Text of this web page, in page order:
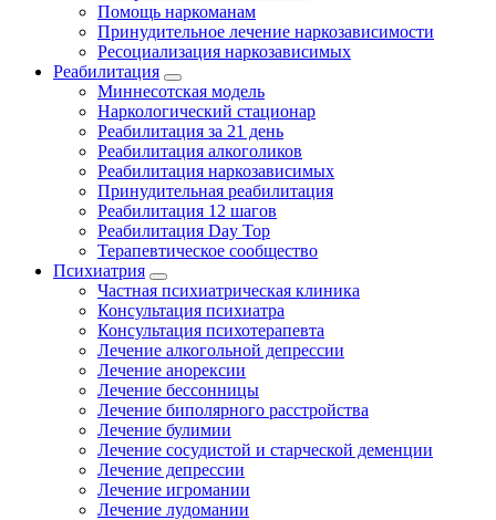
Помощь наркоманам
Принудительное лечение наркозависимости
Ресоциализация наркозависимых
Реабилитация
Миннесотская модель
Наркологический стационар
Реабилитация за 21 день
Реабилитация алкоголиков
Реабилитация наркозависимых
Принудительная реабилитация
Реабилитация 12 шагов
Реабилитация Day Top
Терапевтическое сообщество
Психиатрия
Частная психиатрическая клиника
Консультация психиатра
Консультация психотерапевта
Лечение алкогольной депрессии
Лечение анорексии
Лечение бессонницы
Лечение биполярного расстройства
Лечение булимии
Лечение сосудистой и старческой деменции
Лечение депрессии
Лечение игромании
Лечение лудомании